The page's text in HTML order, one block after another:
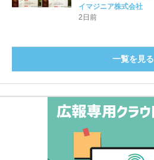
公開！
イマジニア株式会社
2日前
一覧を見る